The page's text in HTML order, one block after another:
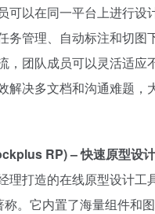
可以在同一平台上进行设
务管理、自动标注和切图
，团队成员可以灵活适应
解决多文档和沟通难题，
RP) – 快速原型设计
理打造的在线原型设计工
称。它内置了海量组件和